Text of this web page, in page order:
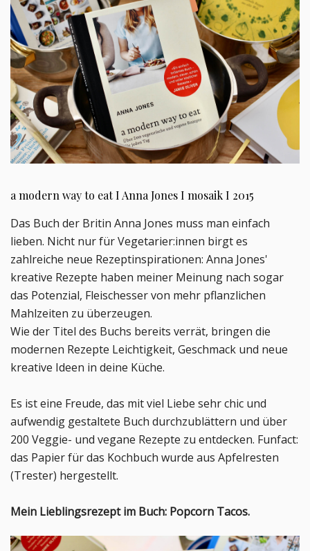
a modern way to eat I Anna Jones I mosaik I 2015
Das Buch der Britin Anna Jones muss man einfach
lieben. Nicht nur für Vegetarier:innen birgt es
zahlreiche neue Rezeptinspirationen: Anna Jones'
kreative Rezepte haben meiner Meinung nach sogar
das Potenzial, Fleischesser von mehr pflanzlichen
Mahlzeiten zu überzeugen.
Wie der Titel des Buchs bereits verrät, bringen die
modernen Rezepte Leichtigkeit, Geschmack und neue
kreative Ideen in deine Küche.
Es ist eine Freude, das mit viel Liebe sehr chic und
aufwendig gestaltete Buch durchzublättern und über
200 Veggie- und vegane Rezepte zu entdecken. Funfact:
das Papier für das Kochbuch wurde aus Apfelresten
(Trester) hergestellt.
Mein Lieblingsrezept im Buch: Popcorn Tacos.